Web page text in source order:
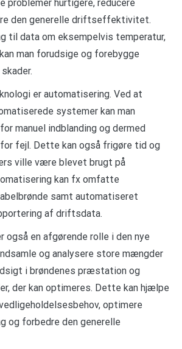
problemer hurtigere, reducere
den generelle driftseffektivitet.
til data om eksempelvis temperatur,
man forudsige og forebygge
er automatisering. Ved at
systemer kan man
manuel indblanding og dermed
fejl. Dette kan også frigøre tid og
ville være blevet brugt på
kan fx omfatte
samt automatiseret
af driftsdata.
også en afgørende rolle i den nye
og analysere store mængder
i brøndenes præstation og
der kan optimeres. Dette kan hjælpe
optimere
og forbedre den generelle